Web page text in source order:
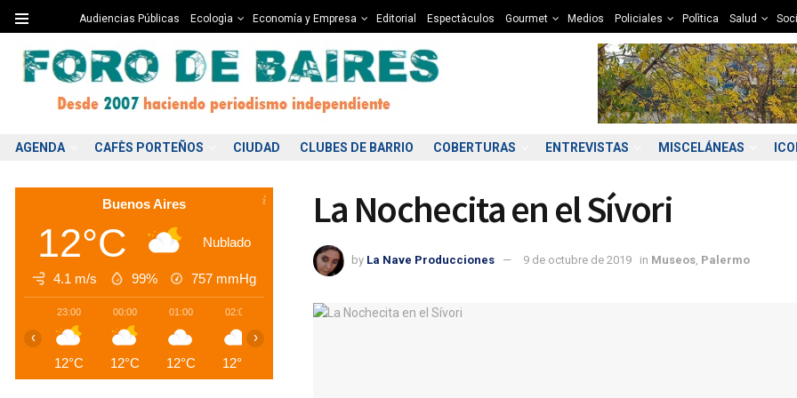
Audiencias Públicas Ecologìa Economía y Empresa Editorial Espectàculos Gourmet Medios Policiales Polìtica Salud
AGENDA CAFÈS PORTEÑOS CIUDAD CLUBES DE BARRIO COBERTURAS ENTREVISTAS MISCELÁNEAS
La Nochecita en el Sívori
by La Nave Producciones 9 de octubre de 2019 in Museos Palermo
Buenos Aires
12°C Nublado
4.1 m/s 99% 757 mmHg
23:00
12°C
00:00
12°C
01:00
12°C
02:00
12°C
04:00 05:00 06:00
‹ ›